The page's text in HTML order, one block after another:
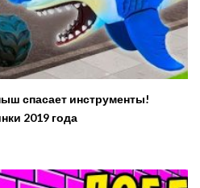
спасает инструменты!
2019 года